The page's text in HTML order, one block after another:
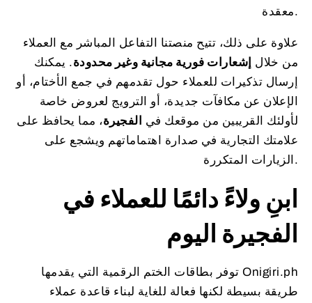
معقدة.
علاوة على ذلك، تتيح منصتنا التفاعل المباشر مع العملاء
من خلال إشعارات فورية مجانية وغير محدودة. يمكنك
إرسال تذكيرات للعملاء حول تقدمهم في جمع الأختام، أو
الإعلان عن مكافآت جديدة، أو الترويج لعروض خاصة
لأولئك القريبين من موقعك في
الفجيرة، مما يحافظ على
علامتك التجارية في صدارة اهتماماتهم ويشجع على
الزيارات المتكررة.
ابنِ ولاءً دائمًا للعملاء في
الفجيرة اليوم
توفر بطاقات الختم الرقمية التي يقدمها Onigiri.ph
طريقة بسيطة لكنها فعالة للغاية لبناء قاعدة عملاء